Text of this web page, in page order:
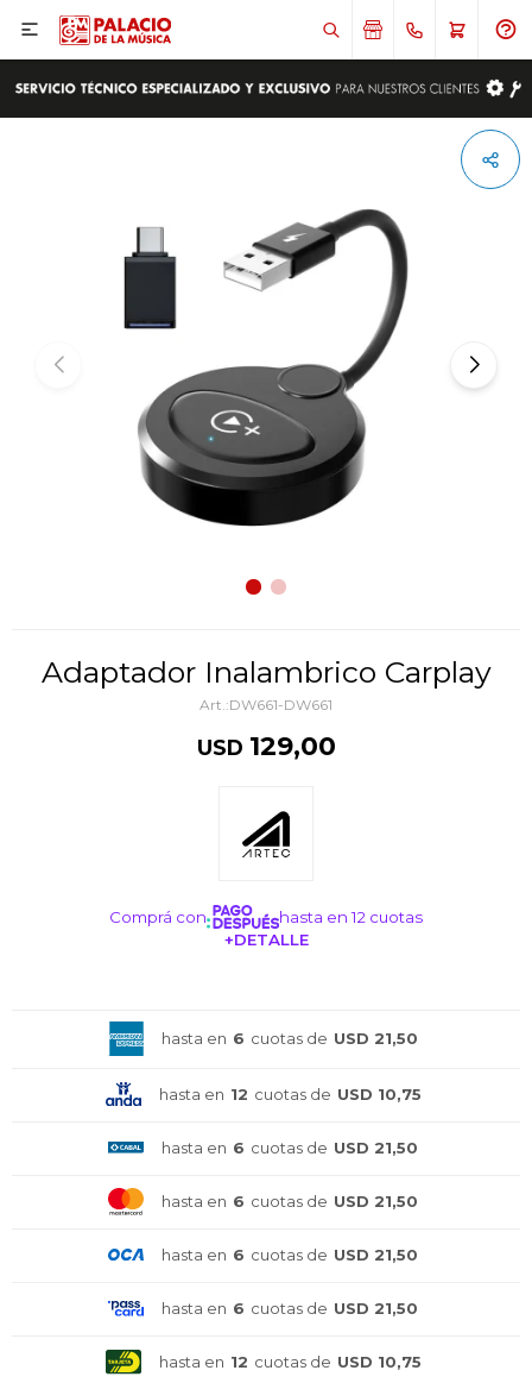

Adaptador Inalambrico Carplay
DW661-DW661
USD 129,00
Comprá con
hasta en 12 cuotas
+DETALLE
hasta en 6 cuotas de USD 21,50
hasta en 12 cuotas de USD 10,75
hasta en 6 cuotas de USD 21,50
hasta en 6 cuotas de USD 21,50
hasta en 6 cuotas de USD 21,50
hasta en 6 cuotas de USD 21,50
hasta en 12 cuotas de USD 10,75